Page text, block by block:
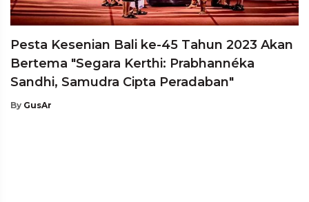
Pesta Kesenian Bali ke-45 Tahun 2023 Akan
Bertema "Segara Kerthi: Prabhannéka
Sandhi, Samudra Cipta Peradaban"
By GusAr